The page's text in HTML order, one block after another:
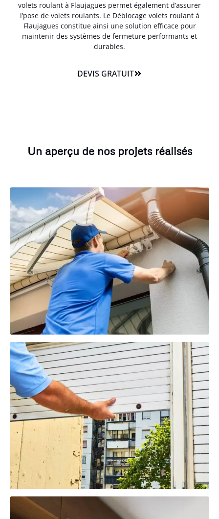
volets roulant à Flaujagues permet également d’assurer
l’pose de volets roulants. Le Déblocage volets roulant à
Flaujagues constitue ainsi une solution efficace pour
maintenir des systèmes de fermeture performants et
durables.
DEVIS GRATUIT
Un aperçu de nos projets réalisés